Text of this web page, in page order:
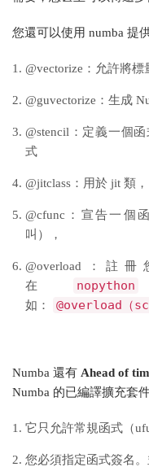
您還可以使用 numba 提
@vectorize：允許將標
@guvectorize：生成
@stencil：定義一個
式
@jitclass：用於 jit 類，
@cfunc：宣告一個
叫），
@overload：註
在
nopython
如：
@overload（
Numba 還有 Ahead of
Numba 的已編譯擴充套
它只允許常規函式（
您必須指定函式簽名